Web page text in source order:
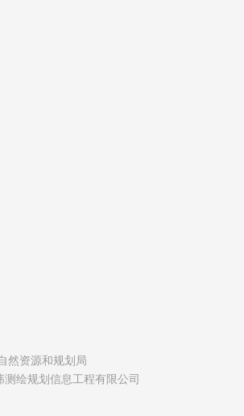
然资源和规划局
测绘规划信息工程有限公司